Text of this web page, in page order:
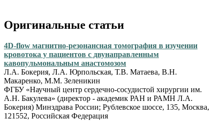
Оригинальные статьи
4D-flow магнитно-резонансная томография в изучении
кровотока у пациентов с двунаправленным
кавoпульмональным анастомозом
Л.А. Бокерия, Л.А. Юрпольская, Т.В. Матаева, В.Н.
Макаренко, М.М. Зеленикин
ФГБУ «Научный центр сердечно-сосудистой хирургии им.
А.Н. Бакулева» (директор - академик РАН и РАМН Л.А.
Бокерия) Минздрава России; Рублевское шоссе, 135, Москва,
121552, Российская Федерация